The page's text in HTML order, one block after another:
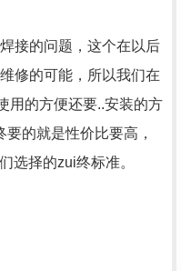
接的问题，这个在以后
修的可能，所以我们在
用的方便还要..安装的方
的就是性价比要高，
选择的zui终标准。